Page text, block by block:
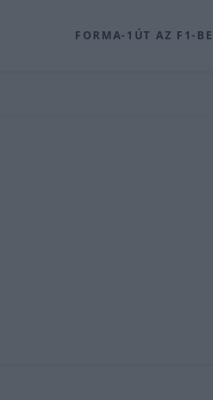
FORMA-1 ÚT AZ F1-BE